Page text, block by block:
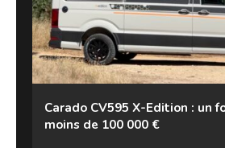
Carado CV595 X-Edition : un
moins de 100 000 €